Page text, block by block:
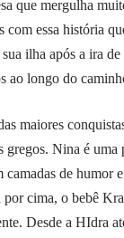
que mergulha
com essa história
ilha após a ira
ao longo do
maiores
gregos. Nina é
camadas de humor
por cima, o bebê
Desde a HIdra